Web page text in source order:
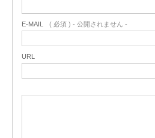
E-MAIL ( 必須 ) - 公開されません -
URL